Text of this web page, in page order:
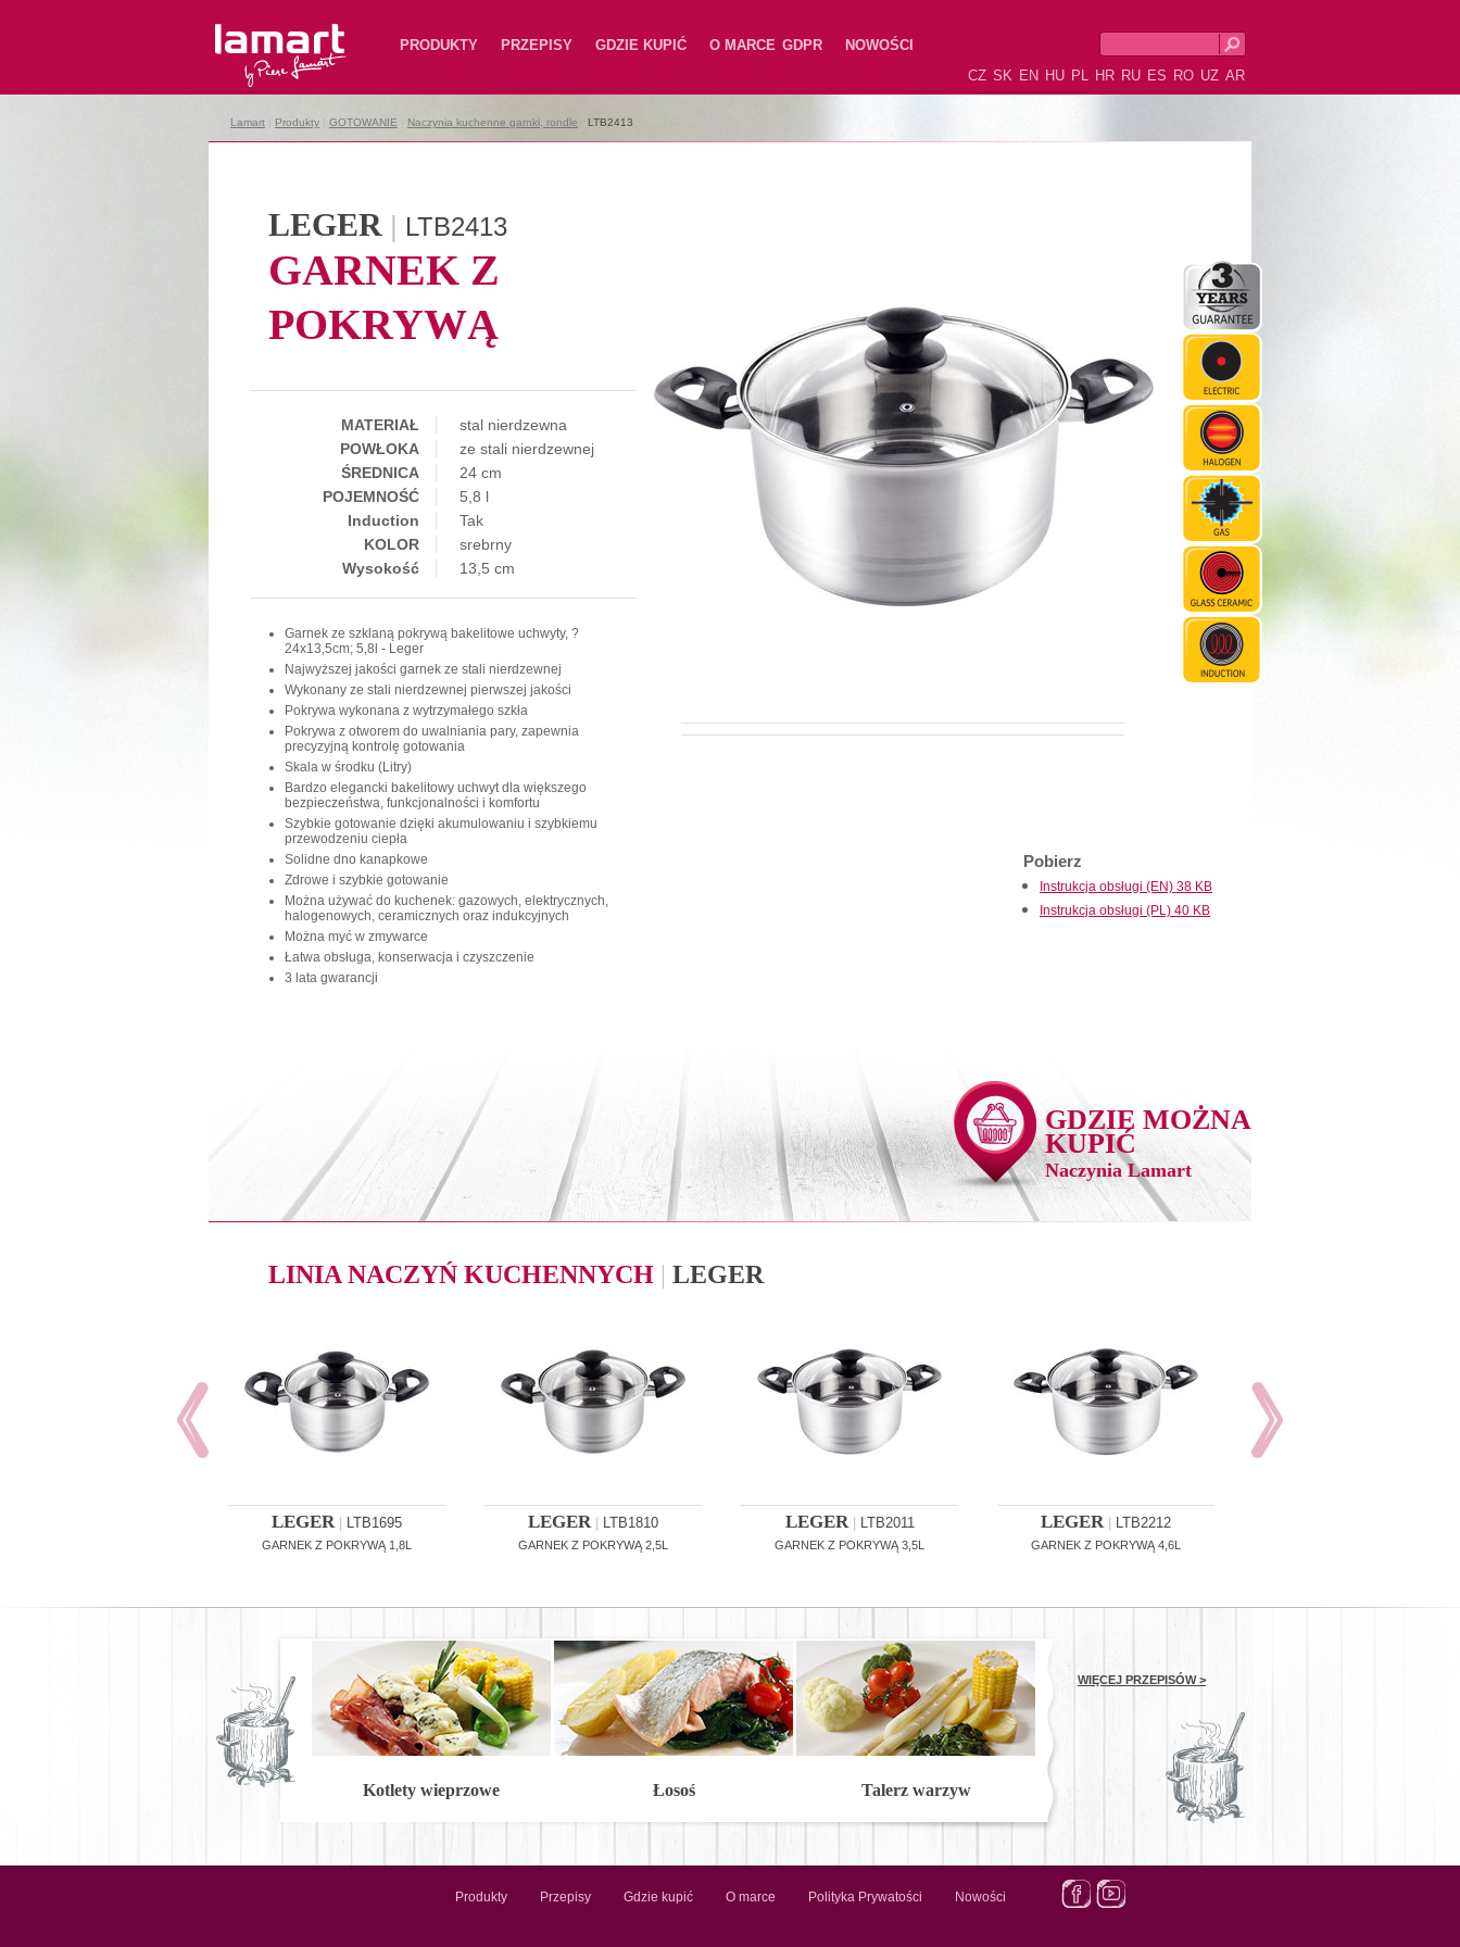
Lamart PRODUKTY PRZEPISY GDZIE KUPIĆ O MARCE GDPR
NOWOŚCI
CZ SK EN HU PL HR RU ES RO UZ AR
Lamart Produkty GOTOWANIE Naczynia kuchenne garnki, rondle LTB2413
Pobierz
Instrukcja obsługi (EN) 38 KB
Instrukcja obsługi (PL) 40 KB
LEGER | LTB2413
GARNEK Z
POKRYWĄ
MATERIAŁ
stal nierdzewna
POWŁOKA
ze stali nierdzewnej
ŚREDNICA
24 cm
POJEMNOŚĆ
5,8 l
Induction
Tak
KOLOR
srebrny
Wysokość
13,5 cm
Garnek ze szklaną pokrywą bakelitowe uchwyty, ?
24x13,5cm; 5,8l - Leger
Najwyższej jakości garnek ze stali nierdzewnej
Wykonany ze stali nierdzewnej pierwszej jakości
Pokrywa wykonana z wytrzymałego szkła
Pokrywa z otworem do uwalniania pary, zapewnia
precyzyjną kontrolę gotowania
Skala w środku (Litry)
Bardzo elegancki bakelitowy uchwyt dla większego
bezpieczeństwa, funkcjonalności i komfortu
Szybkie gotowanie dzięki akumulowaniu i szybkiemu
przewodzeniu ciepła
Solidne dno kanapkowe
Zdrowe i szybkie gotowanie
Można używać do kuchenek: gazowych, elektrycznych,
halogenowych, ceramicznych oraz indukcyjnych
Można myć w zmywarce
Łatwa obsługa, konserwacja i czyszczenie
3 lata gwarancji
GDZIE MOŻNA
KUPIĆ
Naczynia Lamart
LINIA NACZYŃ KUCHENNYCH | LEGER
LEGER| LTB1695
GARNEK Z POKRYWĄ 1,8L
LEGER| LTB1810
GARNEK Z POKRYWĄ 2,5L
LEGER| LTB2011
GARNEK Z POKRYWĄ 3,5L
LEGER| LTB2212
GARNEK Z POKRYWĄ 4,6L
Kotlety wieprzowe Łosoś Talerz warzyw
WIĘCEJ PRZEPISÓW >
Produkty Przepisy Gdzie kupić O marce Polityka Prywatości Nowości